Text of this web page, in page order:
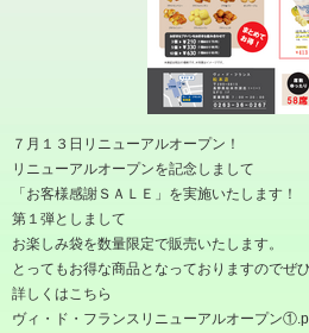
７月１３日リニューアルオープン！
リニューアルオープンを記念しまして
「お客様感謝ＳＡＬＥ」を実施いたします！
第１弾としまして
お楽しみ袋を数量限定で販売いたします。
とってもお得な商品となっておりますのでぜ
詳しくはこちら
ヴィ・ド・フランスリニューアルオープン